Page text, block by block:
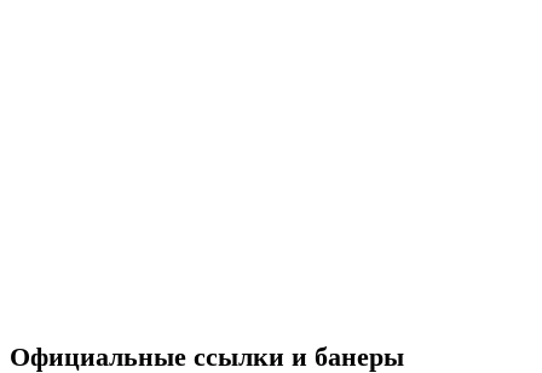
Официальные ссылки и банеры